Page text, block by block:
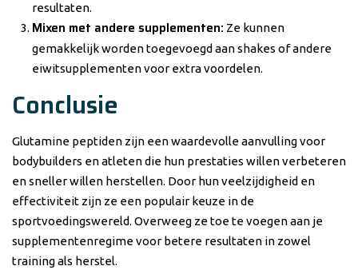
resultaten.
Mixen met andere supplementen: Ze kunnen
gemakkelijk worden toegevoegd aan shakes of andere
eiwitsupplementen voor extra voordelen.
Conclusie
Glutamine peptiden zijn een waardevolle aanvulling voor
bodybuilders en atleten die hun prestaties willen verbeteren
en sneller willen herstellen. Door hun veelzijdigheid en
effectiviteit zijn ze een populair keuze in de
sportvoedingswereld. Overweeg ze toe te voegen aan je
supplementenregime voor betere resultaten in zowel
training als herstel.